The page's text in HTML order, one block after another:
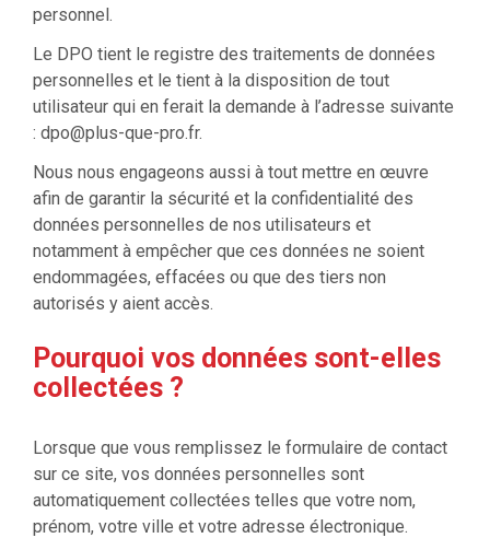
personnel.
Le DPO tient le registre des traitements de données
personnelles et le tient à la disposition de tout
utilisateur qui en ferait la demande à l’adresse suivante
: dpo@plus-que-pro.fr.
Nous nous engageons aussi à tout mettre en œuvre
afin de garantir la sécurité et la confidentialité des
données personnelles de nos utilisateurs et
notamment à empêcher que ces données ne soient
endommagées, effacées ou que des tiers non
autorisés y aient accès.
Pourquoi vos données sont-elles
collectées ?
Lorsque que vous remplissez le formulaire de contact
sur ce site, vos données personnelles sont
automatiquement collectées telles que votre nom,
prénom, votre ville et votre adresse électronique.